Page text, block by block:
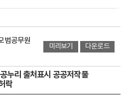
범공무원
미리보기 다운로드
누리 출처표시 공공저작물
락